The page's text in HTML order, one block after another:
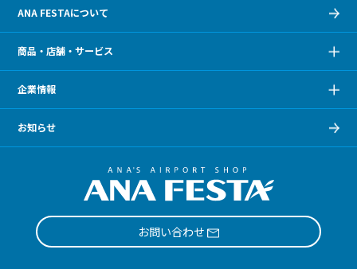
ANA FESTAについて
商品・店舗・サービス
企業情報
お知らせ
お問い合わせ